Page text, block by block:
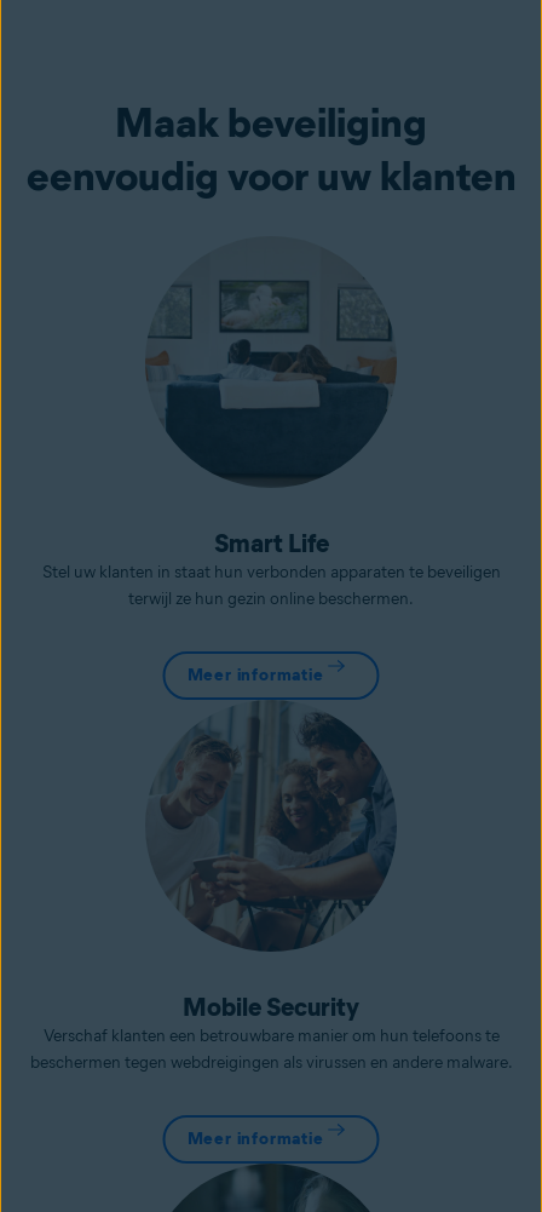
Maak beveiliging
eenvoudig voor uw klanten
Smart Life
Stel uw klanten in staat hun verbonden apparaten te beveiligen
terwijl ze hun gezin online beschermen.
Meer informatie
Mobile Security
Verschaf klanten een betrouwbare manier om hun telefoons te
beschermen tegen webdreigingen als virussen en andere malware.
Meer informatie